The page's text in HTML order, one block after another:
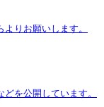
りお願いします。
を公開しています。